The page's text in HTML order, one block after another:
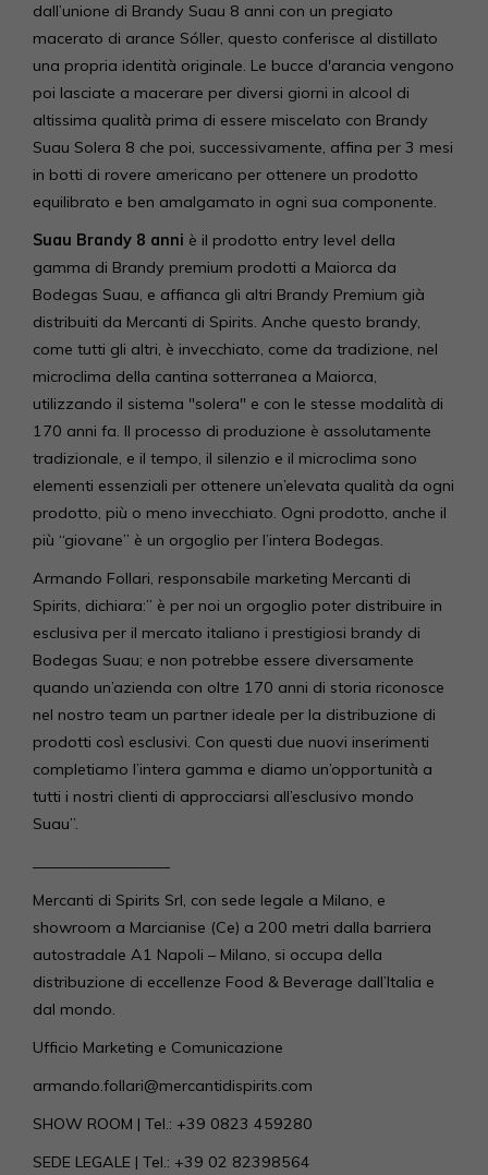
dall’unione di Brandy Suau 8 anni con un pregiato
macerato di arance Sóller, questo conferisce al distillato
una propria identità originale. Le bucce d'arancia vengono
poi lasciate a macerare per diversi giorni in alcool di
altissima qualità prima di essere miscelato con Brandy
Suau Solera 8 che poi, successivamente, affina per 3 mesi
in botti di rovere americano per ottenere un prodotto
equilibrato e ben amalgamato in ogni sua componente.
Suau Brandy 8 anni è il prodotto entry level della
gamma di Brandy premium prodotti a Maiorca da
Bodegas Suau, e affianca gli altri Brandy Premium già
distribuiti da Mercanti di Spirits. Anche questo brandy,
come tutti gli altri, è invecchiato, come da tradizione, nel
microclima della cantina sotterranea a Maiorca,
utilizzando il sistema "solera" e con le stesse modalità di
170 anni fa. Il processo di produzione è assolutamente
tradizionale, e il tempo, il silenzio e il microclima sono
elementi essenziali per ottenere un’elevata qualità da ogni
prodotto, più o meno invecchiato. Ogni prodotto, anche il
più “giovane” è un orgoglio per l’intera Bodegas.
Armando Follari, responsabile marketing Mercanti di
Spirits, dichiara:” è per noi un orgoglio poter distribuire in
esclusiva per il mercato italiano i prestigiosi brandy di
Bodegas Suau; e non potrebbe essere diversamente
quando un’azienda con oltre 170 anni di storia riconosce
nel nostro team un partner ideale per la distribuzione di
prodotti così esclusivi. Con questi due nuovi inserimenti
completiamo l’intera gamma e diamo un’opportunità a
tutti i nostri clienti di approcciarsi all’esclusivo mondo
Suau”.
Mercanti di Spirits Srl, con sede legale a Milano, e
showroom a Marcianise (Ce) a 200 metri dalla barriera
autostradale A1 Napoli – Milano, si occupa della
distribuzione di eccellenze Food & Beverage dall’Italia e
dal mondo.
Ufficio Marketing e Comunicazione
armando.follari@mercantidispirits.com
SHOW ROOM | Tel.: +39 0823 459280
SEDE LEGALE | Tel.: +39 02 82398564